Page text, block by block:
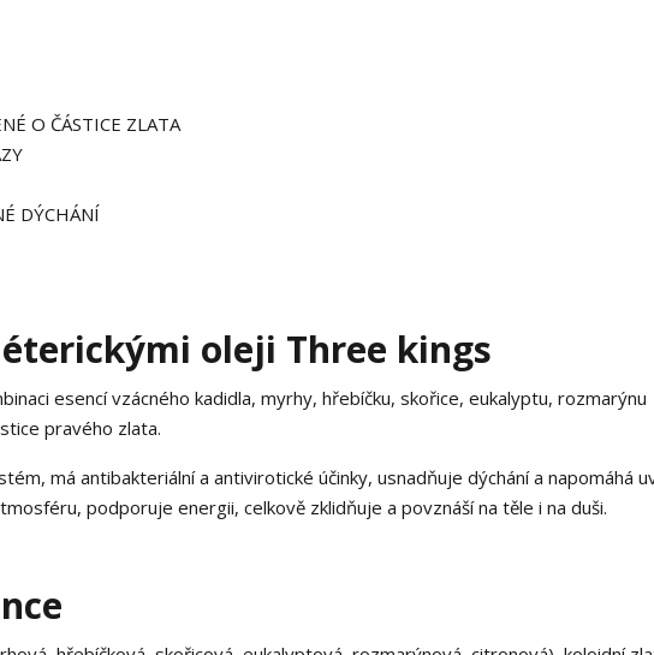
O ČÁSTICE ZLATA
DÝCHÁNÍ
oleji Three kings
esencí vzácného kadidla, myrhy, hřebíčku, skořice, eukalyptu, rozmarýnu
pravého zlata.
má antibakteriální a antivirotické účinky, usnadňuje dýchání a napomáhá
podporuje energii, celkově zklidňuje a povznáší na těle i na duši.